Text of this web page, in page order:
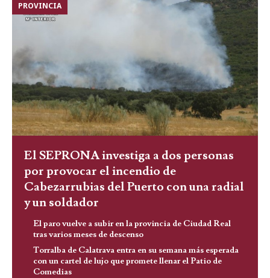
PROVINCIA
El SEPRONA investiga a dos personas
por provocar el incendio de
Cabezarrubias del Puerto con una radial
y un soldador
El paro vuelve a subir en la provincia de Ciudad Real
tras varios meses de descenso
Torralba de Calatrava entra en su semana más esperada
con un cartel de lujo que promete llenar el Patio de
Comedias